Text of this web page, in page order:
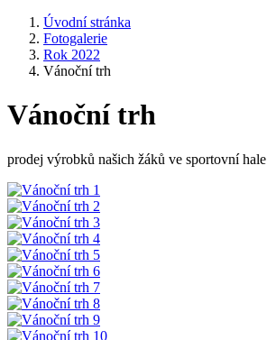
Úvodní stránka
Fotogalerie
Rok 2022
Vánoční trh
Vánoční trh
prodej výrobků našich žáků ve sportovní hale